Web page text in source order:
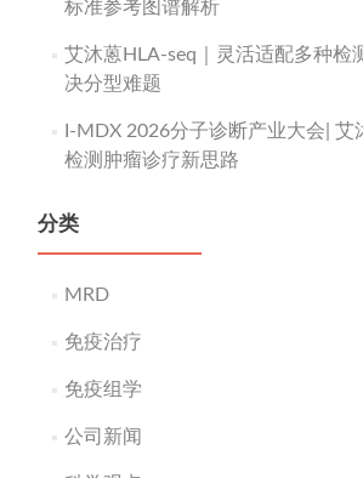
标准参考图谱解析
艾沐蒽HLA-seq｜灵活适配多种检
决分型难题
I-MDX 2026分子诊断产业大会| 艾
检测肿瘤诊疗新思路
分类
MRD
免疫治疗
免疫组学
公司新闻